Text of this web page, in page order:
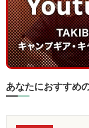
あなたにおすすめ